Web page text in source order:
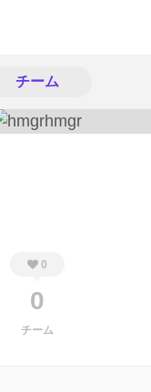
チーム
0
0
チーム